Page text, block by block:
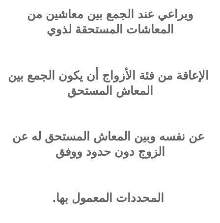
ويراعي عند الجمع بين معاشين من
المعاشات المستحقة لذوي
الإعاقة من فئة الأزواج أن يكون الجمع بين
المعاش المستحق
عن نفسه وبين المعاش المستحق له عن
الزوج دون حدود ووفق
المحددات المعمول بها.